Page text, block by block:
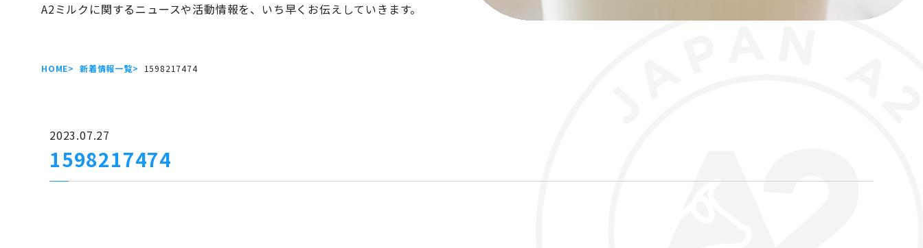
A2ミルクに関するニュースや活動情報を、いち早くお伝えしていきます。
HOME 新着情報一覧 1598217474
2023.07.27
1598217474